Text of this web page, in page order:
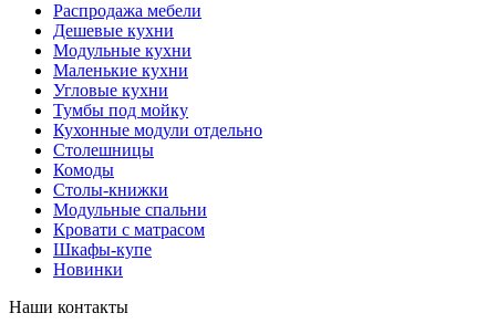
Распродажа мебели
Дешевые кухни
Модульные кухни
Маленькие кухни
Угловые кухни
Тумбы под мойку
Кухонные модули отдельно
Столешницы
Комоды
Столы-книжки
Модульные спальни
Кровати с матрасом
Шкафы-купе
Новинки
Наши контакты